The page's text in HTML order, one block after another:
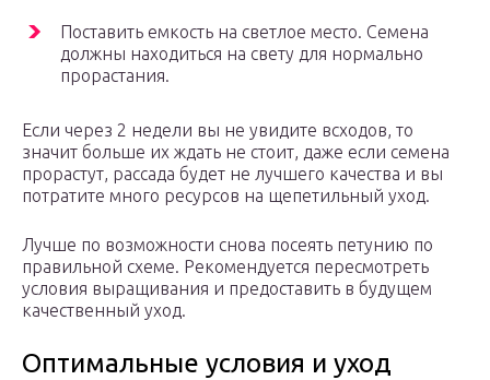
Поставить емкость на светлое место. Семена
должны находиться на свету для нормально
прорастания.
Если через 2 недели вы не увидите всходов, то
значит больше их ждать не стоит, даже если семена
прорастут, рассада будет не лучшего качества и вы
потратите много ресурсов на щепетильный уход.
Лучше по возможности снова посеять петунию по
правильной схеме. Рекомендуется пересмотреть
условия выращивания и предоставить в будущем
качественный уход.
Оптимальные условия и уход